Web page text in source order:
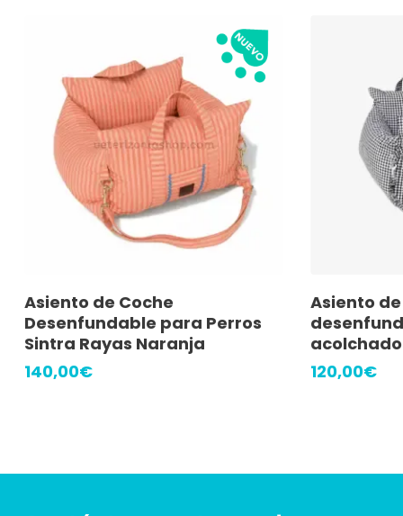
Añadir Al Carrito
Asiento de Coche
Desenfundable para Perros
Sintra Rayas Naranja
140,00€
Asiento
acolchado
120,00€